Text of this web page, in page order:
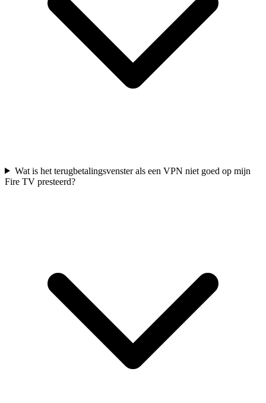
Wat is het terugbetalingsvenster als een VPN niet goed op mijn
Fire TV presteerd?